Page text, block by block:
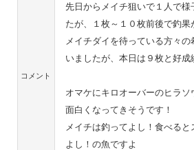
コメント
先日からメイチ狙いで１人で様
たが、１枚～１０枚前後で釣果
メイチダイを待っている方々
いましたが、本日は９枚と好成
オマケにキロオーバーのヒラソ
面白くなってきそうです！
メイチは釣ってよし！食べる
よし！の魚ですよ